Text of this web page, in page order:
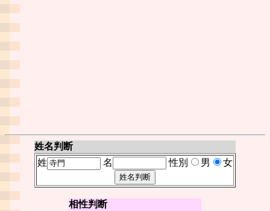
姓名判断
姓
名 性別 男 女
相性判断